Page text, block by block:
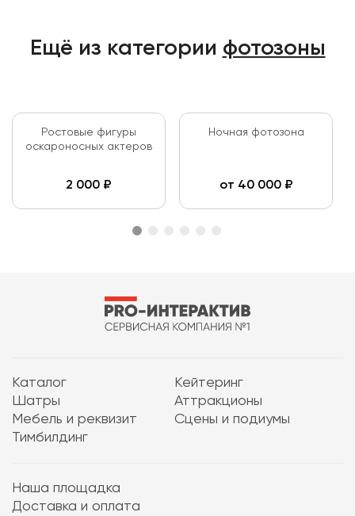
Ещё из категории фотозоны
Ростовые фигуры
оскароносных актеров
2 000 ₽
Ночная фотозона
от 40 000₽
Каталог
Кейтеринг
Шатры
Аттракционы
Мебель и реквизит
Сцены и подиумы
Тимбилдинг
Наша площадка
Доставка и оплата